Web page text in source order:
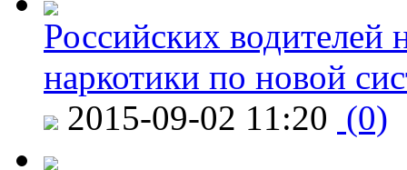
Российских водителей
наркотики по новой
2015-09-02 11:20 (0)